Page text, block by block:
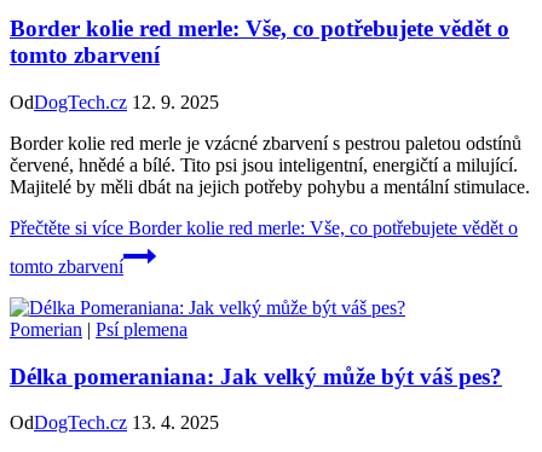
Border kolie red merle: Vše, co potřebujete vědět o
tomto zbarvení
OdDogTech.cz 12. 9. 2025
Border kolie red merle je vzácné zbarvení s pestrou paletou odstínů
červené, hnědé a bílé. Tito psi jsou inteligentní, energičtí a milující.
Majitelé by měli dbát na jejich potřeby pohybu a mentální stimulace.
Přečtěte si více Border kolie red merle: Vše, co potřebujete vědět o
tomto zbarvení
Pomerian | Psí plemena
Délka pomeraniana: Jak velký může být váš pes?
OdDogTech.cz 13. 4. 2025